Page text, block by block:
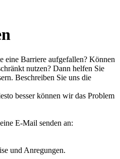
eine Barriere aufgefallen? Können
nutzen? Dann helfen Sie
Beschreiben Sie uns die
besser können wir das Problem
E-Mail senden an:
und Anregungen.